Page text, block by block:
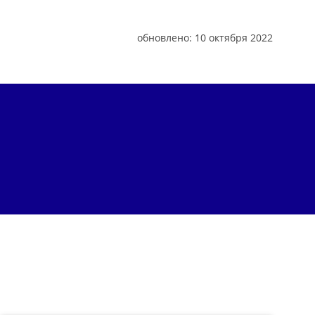
обновлено: 10 октября 2022